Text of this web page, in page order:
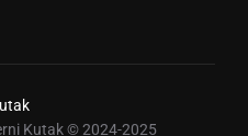
Kutak © 2024-2025